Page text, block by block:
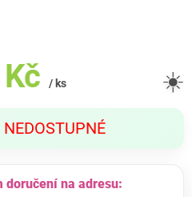
/ ks
cena:
☀️
doručení na adresu: